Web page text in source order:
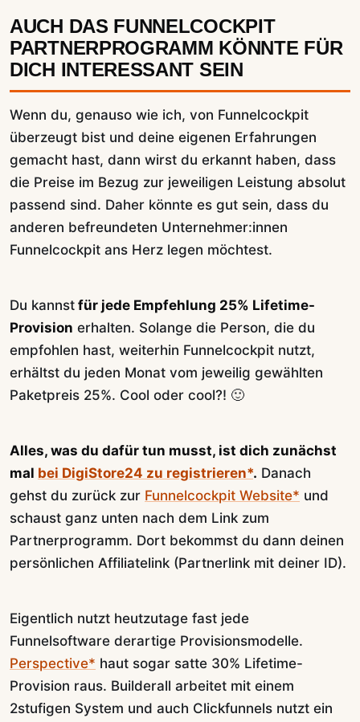
AUCH DAS FUNNELCOCKPIT
PARTNERPROGRAMM KÖNNTE FÜR
DICH INTERESSANT SEIN
Wenn du, genauso wie ich, von Funnelcockpit
überzeugt bist und deine eigenen Erfahrungen
gemacht hast, dann wirst du erkannt haben, dass
die Preise im Bezug zur jeweiligen Leistung absolut
passend sind. Daher könnte es gut sein, dass du
anderen befreundeten Unternehmer:innen
Funnelcockpit ans Herz legen möchtest.
Du kannst für jede Empfehlung 25% Lifetime-
Provision erhalten. Solange die Person, die du
empfohlen hast, weiterhin Funnelcockpit nutzt,
erhältst du jeden Monat vom jeweilig gewählten
Paketpreis 25%. Cool oder cool?! 🙂
Alles, was du dafür tun musst, ist dich zunächst
mal bei DigiStore24 zu registrieren*. Danach
gehst du zurück zur Funnelcockpit Website* und
schaust ganz unten nach dem Link zum
Partnerprogramm. Dort bekommst du dann deinen
persönlichen Affiliatelink (Partnerlink mit deiner ID).
Eigentlich nutzt heutzutage fast jede
Funnelsoftware derartige Provisionsmodelle.
Perspective* haut sogar satte 30% Lifetime-
Provision raus. Builderall arbeitet mit einem
2stufigen System und auch Clickfunnels nutzt ein